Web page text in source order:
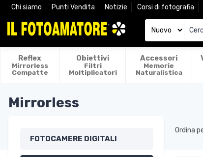
Chi siamo Punti Vendita Notizie Corsi di fotografia
Reflex
Mirrorless
Compatte
Obiettivi
Filtri
Moltiplicatori
Accessori
Memorie
Naturalistica
Mirrorless
FOTOCAMERE DIGITALI
Ordina